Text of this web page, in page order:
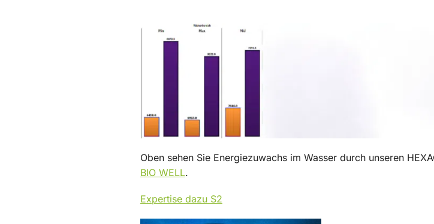
Oben sehen Sie Energiezuwachs im Wasser durch unseren
BIO WELL.
Expertise dazu S2